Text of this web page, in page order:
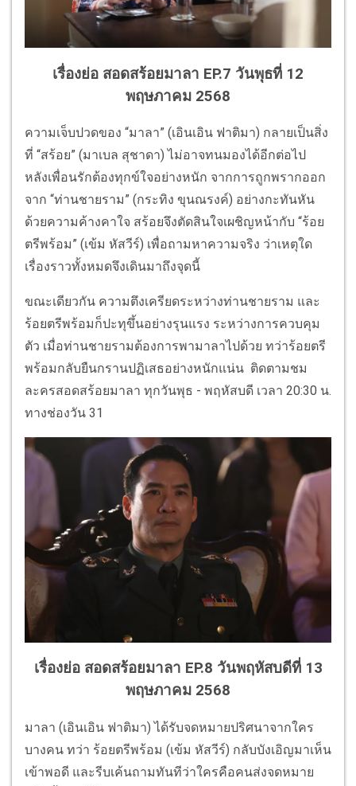
เรื่องย่อ สอดสร้อยมาลา EP.7 วันพุธที่ 12
พฤษภาคม 2568
ความเจ็บปวดของ “มาลา” (เอินเอิน ฟาติมา) กลายเป็นสิ่ง
ที่ “สร้อย” (มาเบล สุชาดา) ไม่อาจทนมองได้อีกต่อไป
หลังเพื่อนรักต้องทุกข์ใจอย่างหนัก จากการถูกพรากออก
จาก “ท่านชายราม” (กระทิง ขุนณรงค์) อย่างกะทันหัน
ด้วยความค้างคาใจ สร้อยจึงตัดสินใจเผชิญหน้ากับ “ร้อย
ตรีพร้อม” (เข้ม หัสวีร์) เพื่อถามหาความจริง ว่าเหตุใด
เรื่องราวทั้งหมดจึงเดินมาถึงจุดนี้
ขณะเดียวกัน ความตึงเครียดระหว่างท่านชายราม และ
ร้อยตรีพร้อมก็ปะทุขึ้นอย่างรุนแรง ระหว่างการควบคุม
ตัว เมื่อท่านชายรามต้องการพามาลาไปด้วย ทว่าร้อยตรี
พร้อมกลับยืนกรานปฏิเสธอย่างหนักแน่น ติดตามชม
ละครสอดสร้อยมาลา ทุกวันพุธ - พฤหัสบดี เวลา 20:30 น.
ทางช่องวัน 31
เรื่องย่อ สอดสร้อยมาลา EP.8 วันพฤหัสบดีที่ 13
พฤษภาคม 2568
มาลา (เอินเอิน ฟาติมา) ได้รับจดหมายปริศนาจากใคร
บางคน ทว่า ร้อยตรีพร้อม (เข้ม หัสวีร์) กลับบังเอิญมาเห็น
เข้าพอดี และรีบเค้นถามทันทีว่าใครคือคนส่งจดหมาย